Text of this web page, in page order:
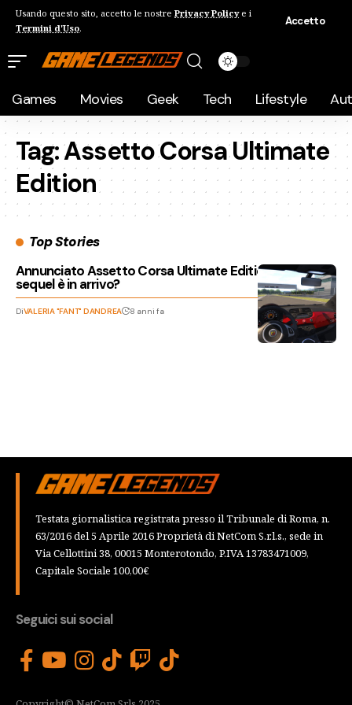
Usando questo sito, accetto le nostre Privacy Policye i
Termini d'Uso.
Accetto
Games Movies Geek Tech Lifestyle
Tag:Assetto Corsa Ultimate
Edition
Top Stories
Annunciato Assetto Corsa Ultimate Edition, ma un
sequel è in arrivo?
DiVALERIA "FANT" DANDREA 8 anni fa
Testata giornalistica registrata presso il Tribunale di Roma, n.
63/2016 del 5 Aprile 2016 Proprietà di NetCom S.r.l.s., sede in
Via Cellottini 38, 00015 Monterotondo, P.IVA 13783471009,
Capitale Sociale 100,00€
Seguici sui social